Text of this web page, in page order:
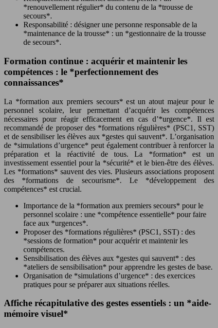
*renouvellement régulier* du contenu de la *trousse de
secours*.
Responsabilité : désigner une personne responsable de la
*maintenance de la trousse* : un *gestionnaire de la trousse
de secours*.
Formation continue : acquérir et maintenir les
compétences : le *perfectionnement des
connaissances*
La *formation aux premiers secours* est un atout majeur pour le
personnel scolaire, leur permettant d’acquérir les compétences
nécessaires pour réagir efficacement en cas d’*urgence*. Il est
recommandé de proposer des *formations régulières* (PSC1, SST)
et de sensibiliser les élèves aux *gestes qui sauvent*. L’organisation
de *simulations d’urgence* peut également contribuer à renforcer la
préparation et la réactivité de tous. La *formation* est un
investissement essentiel pour la *sécurité* et le bien-être des élèves.
Les *formations* sauvent des vies. Plusieurs associations proposent
des *formations de secourisme*. Le *développement des
compétences* est crucial.
Importance de la *formation aux premiers secours* pour le
personnel scolaire : une *compétence essentielle* pour faire
face aux *urgences*.
Proposer des *formations régulières* (PSC1, SST) : des
*sessions de formation* pour acquérir et maintenir les
compétences.
Sensibilisation des élèves aux *gestes qui sauvent* : des
*ateliers de sensibilisation* pour apprendre les gestes de base.
Organisation de *simulations d’urgence* : des exercices
pratiques pour se préparer aux situations réelles.
Affiche récapitulative des gestes essentiels : un *aide-
mémoire visuel*